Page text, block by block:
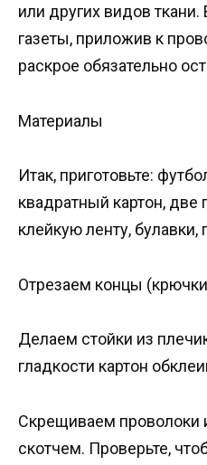
или других видов
газеты, приложив к
раскрое обязательно
Материалы
Итак, приготовьте:
квадратный картон,
клейкую ленту, булавки,
Отрезаем концы
Делаем стойки из
гладкости картон
Скрещиваем проволоки
скотчем. Проверьте,